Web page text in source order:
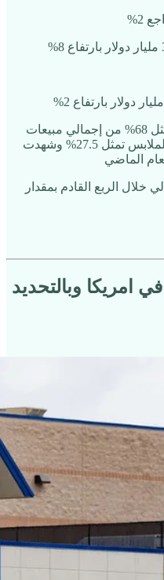
إجمالًا مبيعات الشركة في الأحذية تمثل 68% من إجمالي مبيعات
نايكي والتي شهدت ارتفاع 4% بينما الملابس تمثل 27.5% وشهدت
خلال الربع القادم بمقدار
امريكا وبالتحديد